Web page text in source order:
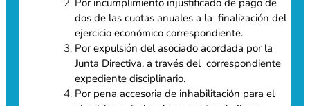
Por incumplimiento injustificado de pago de
dos de las cuotas anuales a la finalización del
ejercicio económico correspondiente.
Por expulsión del asociado acordada por la
Junta Directiva, a través del correspondiente
expediente disciplinario.
Por pena accesoria de inhabilitación para el